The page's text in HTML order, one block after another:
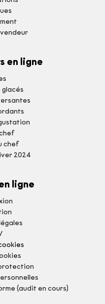
en ligne
glacés
chef
2024
ligne
(audit en cours)